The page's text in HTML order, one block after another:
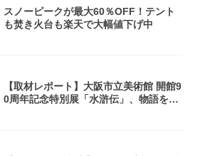
スノーピークが最大60％OFF！テント
も焚き火台も楽天で大幅値下げ中
【取材レポート】大阪市立美術館 開館9
0周年記念特別展「水滸伝」、物語を知